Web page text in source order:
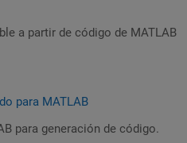
a partir de código de MATLAB
para MATLAB
para generación de código.